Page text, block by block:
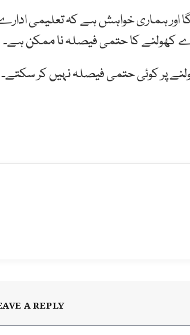
کھولنے کا حتمی فیصلہ 7 ستمبر کو ہوگا اور ہماری خواہش ہے کہ تعلیمی
پر کوئی حتمی فیصلہ نہیں کر سکتے۔
A REPLY